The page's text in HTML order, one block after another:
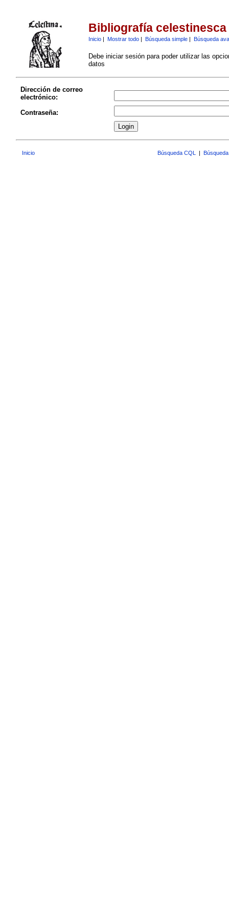
Bibliografía celestinesca
Inicio| Mostrar todo| Búsqueda simple| Búsqueda
Debe iniciar sesión para poder utilizar las
datos
Dirección de correo
electrónico:
Contraseña:
Inicio Búsqueda CQL |